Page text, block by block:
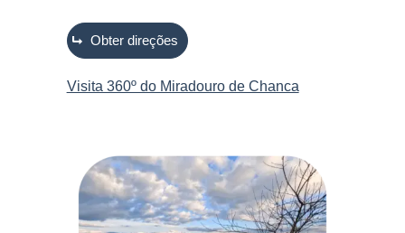
Obter direções
Visita 360º do Miradouro de Chanca